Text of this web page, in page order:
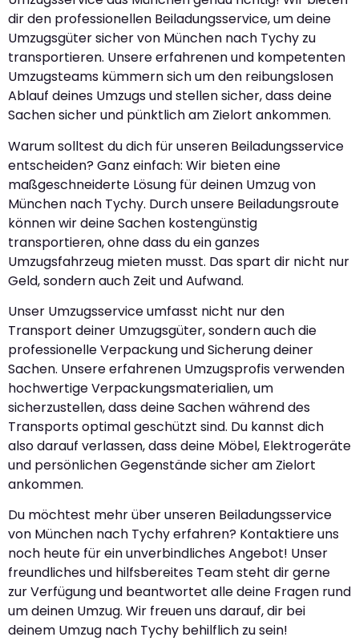
dir den professionellen Beiladungsservice, um deine
Umzugsgüter sicher von München nach Tychy zu
transportieren. Unsere erfahrenen und kompetenten
Umzugsteams kümmern sich um den reibungslosen
Ablauf deines Umzugs und stellen sicher, dass deine
Sachen sicher und pünktlich am Zielort ankommen.
Warum solltest du dich für unseren Beiladungsservice
entscheiden? Ganz einfach: Wir bieten eine
maßgeschneiderte Lösung für deinen Umzug von
München nach Tychy. Durch unsere Beiladungsroute
können wir deine Sachen kostengünstig
transportieren, ohne dass du ein ganzes
Umzugsfahrzeug mieten musst. Das spart dir nicht nur
Geld, sondern auch Zeit und Aufwand.
Unser Umzugsservice umfasst nicht nur den
Transport deiner Umzugsgüter, sondern auch die
professionelle Verpackung und Sicherung deiner
Sachen. Unsere erfahrenen Umzugsprofis verwenden
hochwertige Verpackungsmaterialien, um
sicherzustellen, dass deine Sachen während des
Transports optimal geschützt sind. Du kannst dich
also darauf verlassen, dass deine Möbel, Elektrogeräte
und persönlichen Gegenstände sicher am Zielort
ankommen.
Du möchtest mehr über unseren Beiladungsservice
von München nach Tychy erfahren? Kontaktiere uns
noch heute für ein unverbindliches Angebot! Unser
freundliches und hilfsbereites Team steht dir gerne
zur Verfügung und beantwortet alle deine Fragen rund
um deinen Umzug. Wir freuen uns darauf, dir bei
deinem Umzug nach Tychy behilflich zu sein!